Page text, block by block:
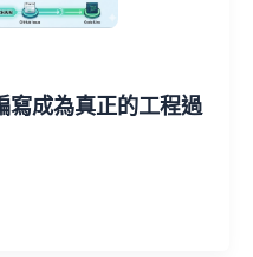
寫成為真正的工程過